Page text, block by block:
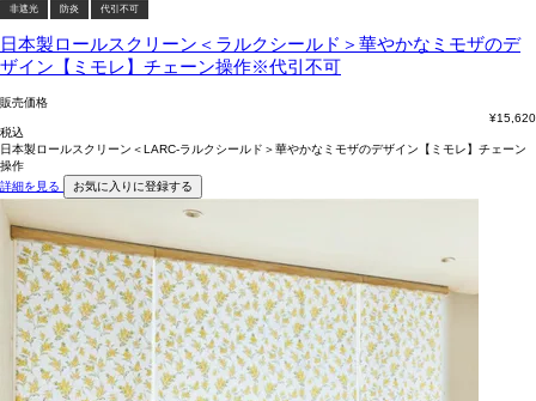
非遮光 防炎 代引不可
日本製ロールスクリーン＜ラルクシールド＞華やかなミモザのデ
ザイン【ミモレ】チェーン操作※代引不可
販売価格
¥15,620
税込
日本製ロールスクリーン＜LARC-ラルクシールド＞華やかなミモザのデザイン【ミモレ】チェーン
操作
詳細を見る
お気に入りに登録する